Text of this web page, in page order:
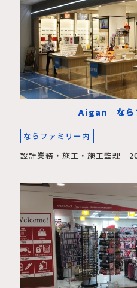
Aigan なら
ならファミリー内
設計業務・施工・施工監理